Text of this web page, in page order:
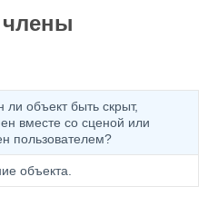
ли объект быть скрыт,
вместе со сценой или
пользователем?
объекта.